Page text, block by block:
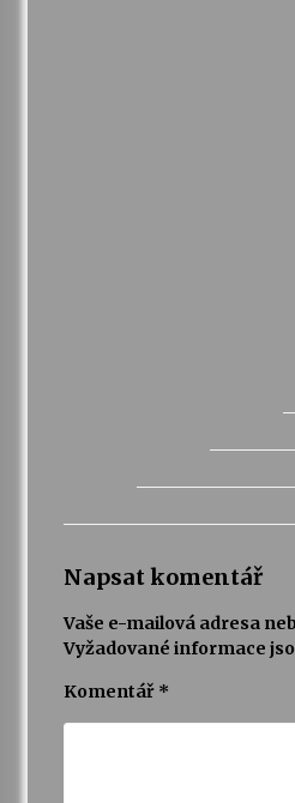
Napsat komentář
Vaše e-mailová adresa
Vyžadované informace
Komentář *